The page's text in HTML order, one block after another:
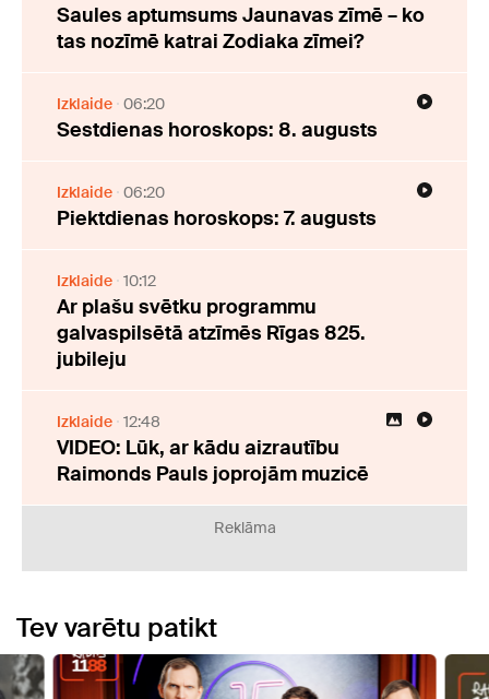
Saules aptumsums Jaunavas zīmē – ko
tas nozīmē katrai Zodiaka zīmei?
Izklaide 06:20
Sestdienas horoskops: 8. augusts
Izklaide 06:20
Piektdienas horoskops: 7. augusts
Izklaide 10:12
Ar plašu svētku programmu
galvaspilsētā atzīmēs Rīgas 825.
jubileju
Izklaide 12:48
VIDEO: Lūk, ar kādu aizrautību
Raimonds Pauls joprojām muzicē
Reklāma
Tev varētu patikt